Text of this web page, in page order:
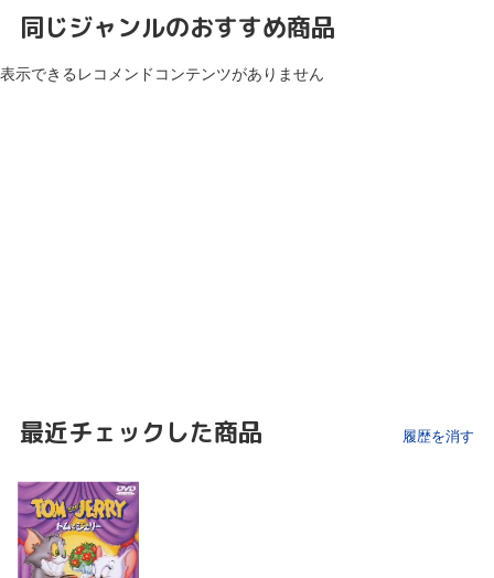
同じジャンルのおすすめ商品
表示できるレコメンドコンテンツがありません
最近チェックした商品 履歴を消す